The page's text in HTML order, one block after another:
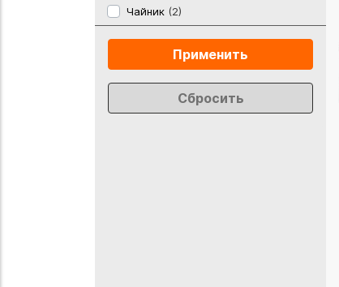
Чайник (2)
Применить
Сбросить